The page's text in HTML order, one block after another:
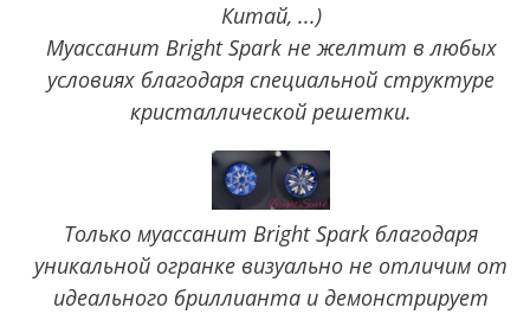
Китай, ...)
Муассанит Bright Spark не желтит в любых
условиях благодаря специальной структуре
кристаллической решетки.
Только муассанит Bright Spark благодаря
уникальной огранке визуально не отличим от
идеального бриллианта и демонстрирует